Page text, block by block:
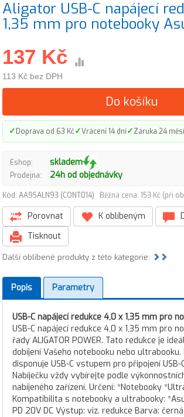
Aligator USB-C napájecí
1,35 mm pro notebooky
137 Kč
113 Kč bez DPH
Do košíku
✓Doprava od 63 Kč✓Vrácení 14 dní✓Záruka 24
Eshop: skladem
Prodejna: 24h od objednávky
Kód: AA95ALN93 (CONT014) Běžná cena: 153 Kč (při
Porovnat K oblíbeným
Tisknout
Další oblíbené produkty z této kategorie:
Popis Parametry
USB-C napájecí redukce 4,0 x 1,35 mm pro
USB-C napájecí redukce 4,0 x 1,35 mm pro
řady ALIGATOR POWER. Tato redukce je
dobíjení Vašeho notebooku nebo ultrabooku.
disponuje USB-C vstupem pro připojení USB-
Nabíječku vždy vybírejte podle
nabíjeného zařízení. Určení: *Notebooky
Kompatibilita s notebooky a ultrabooky:
PD 20V DC Výstup: viz. redukce Barva: černá